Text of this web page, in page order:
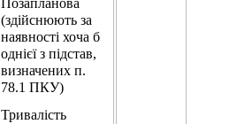
Позапланова
(здійснюють за
наявності хоча б
однієї з підстав,
визначених п.
78.1 ПКУ)
Тривалість